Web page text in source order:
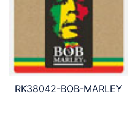
RK38042-BOB-MARLEY